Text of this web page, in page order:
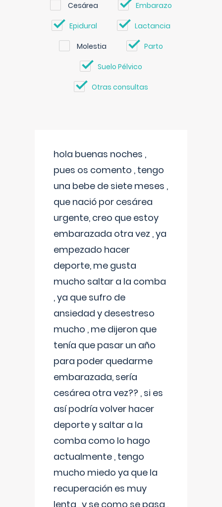
Cesárea Embarazo
Epidural Lactancia
Molestia Parto
Suelo Pélvico
Otras consultas
hola buenas noches ,
pues os comento , tengo
una bebe de siete meses ,
que nació por cesárea
urgente, creo que estoy
embarazada otra vez , ya
empezado hacer
deporte, me gusta
mucho saltar a la comba
, ya que sufro de
ansiedad y desestreso
mucho , me dijeron que
tenía que pasar un año
para poder quedarme
embarazada, sería
cesárea otra vez?? , si es
así podría volver hacer
deporte y saltar a la
comba como lo hago
actualmente , tengo
mucho miedo ya que la
recuperación es muy
lenta , y se como se pasa ,